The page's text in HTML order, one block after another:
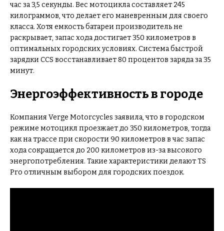
час за 3,5 секунды. Вес мотоцикла составляет 245
килограммов, что делает его маневренным для своего
класса. Хотя емкость батареи производитель не
раскрывает, запас хода достигает 350 километров в
оптимальных городских условиях. Система быстрой
зарядки CCS восстанавливает 80 процентов заряда за 35
минут.
Энергоэффективность в городе
Компания Verge Motorcycles заявила, что в городском
режиме мотоцикл проезжает до 350 километров, тогда
как на трассе при скорости 90 километров в час запас
хода сокращается до 200 километров из-за высокого
энергопотребления. Такие характеристики делают TS
Pro отличным выбором для городских поездок.